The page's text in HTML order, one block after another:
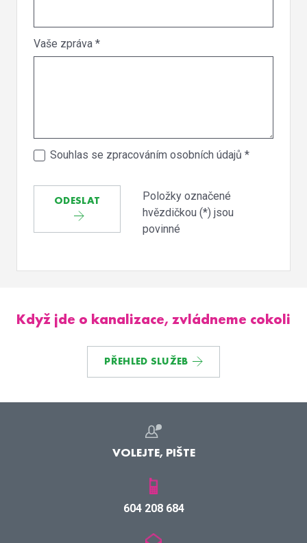
Vaše zpráva *
Souhlas se zpracováním osobních údajů *
ODESLAT
Položky označené
hvězdičkou (*) jsou
povinné
Když jde o kanalizace, zvládneme cokoli
PŘEHLED SLUŽEB
VOLEJTE, PIŠTE
604 208 684